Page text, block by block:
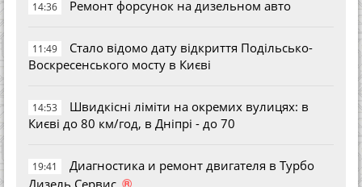
14:36 Ремонт форсунок на дизельном авто
11:49
Стало відомо дату відкриття Подільсько-
Воскресенського мосту в Києві
14:53
Швидкісні ліміти на окремих вулицях: в
Києві до 80 км/год, в Дніпрі - до 70
19:41
Диагностика и ремонт двигателя в Турбо